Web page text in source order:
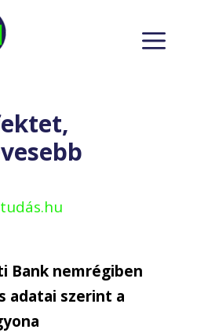
tudás.hu
Bank nemrégiben
adatai szerint a